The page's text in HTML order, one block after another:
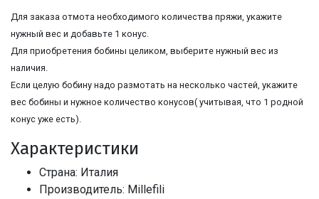
Для заказа отмота необходимого количества пряжи, укажите
нужный вес и добавьте 1 конус.
Для приобретения бобины целиком, выберите нужный вес из
наличия.
Если целую бобину надо размотать на несколько частей, укажите
вес бобины и нужное количество конусов( учитывая, что 1 родной
конус уже есть).
Характеристики
Страна: Италия
Производитель: Millefili